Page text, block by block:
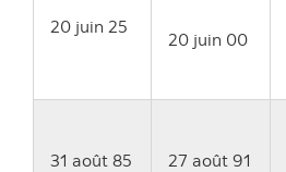
20 juin 25
20 juin 00
31 août 85 27 août 91